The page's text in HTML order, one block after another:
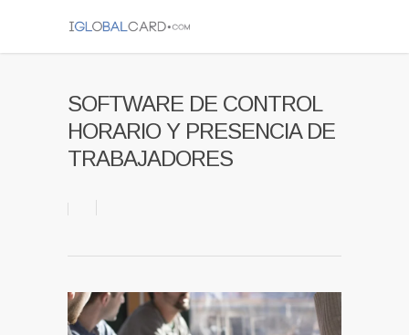
SOFTWARE DE CONTROL
HORARIO Y PRESENCIA DE
TRABAJADORES